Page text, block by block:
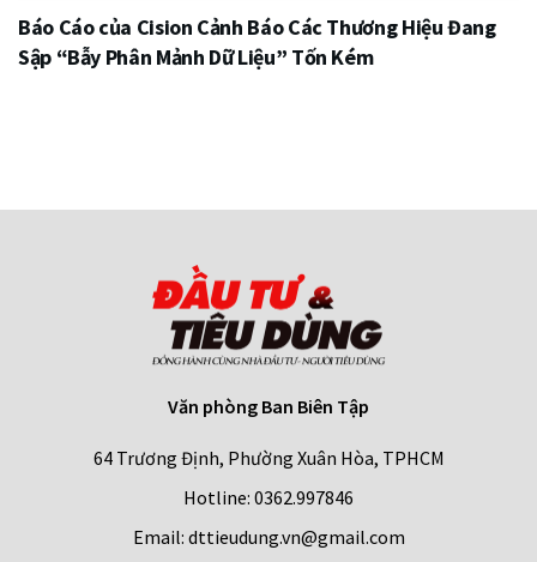
Báo Cáo của Cision Cảnh Báo Các Thương Hiệu Đang
Sập “Bẫy Phân Mảnh Dữ Liệu” Tốn Kém
Văn phòng Ban Biên Tập
64 Trương Định, Phường Xuân Hòa, TPHCM
Hotline: 0362.997846
Email: dttieudung.vn@gmail.com